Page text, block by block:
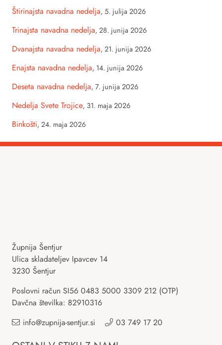
Štirinajsta navadna nedelja, 5. julija 2026
Trinajsta navadna nedelja, 28. junija 2026
Dvanajsta navadna nedelja, 21. junija 2026
Enajsta navadna nedelja, 14. junija 2026
Deseta navadna nedelja, 7. junija 2026
Nedelja Svete Trojice, 31. maja 2026
Binkošti, 24. maja 2026
Župnija Šentjur
Ulica skladateljev Ipavcev 14
3230 Šentjur
Poslovni račun SI56 0483 5000 3309 212 (OTP)
Davčna številka: 82910316
info@zupnija-sentjur.si
03 749 17 20